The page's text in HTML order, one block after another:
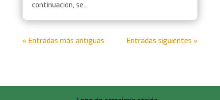
continuación, se...
« Entradas más antiguas Entradas siguientes »